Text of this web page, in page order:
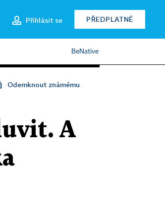
Přihlásit se PŘEDPLATNÉ
BeNative
Odemknout známému
A